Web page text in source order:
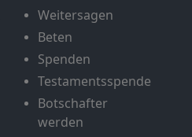
Weitersagen
Beten
Spenden
Testamentsspende
Botschafter
werden